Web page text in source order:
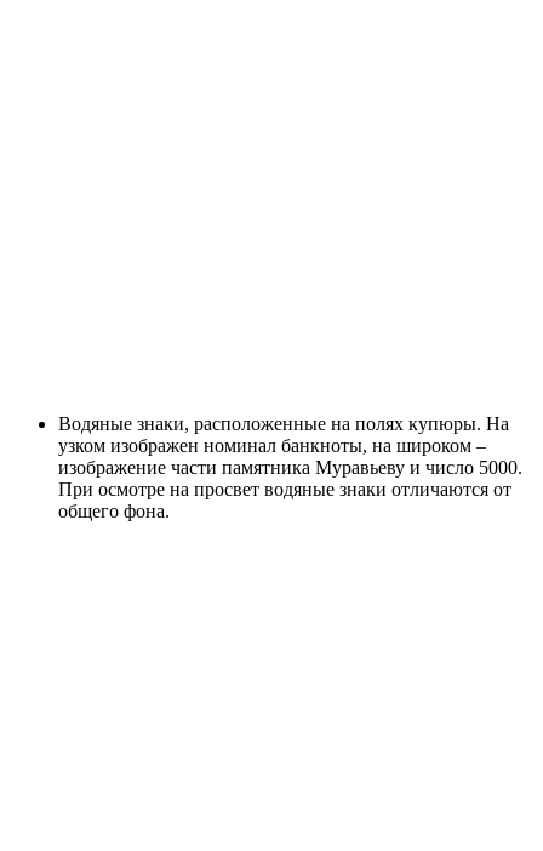
Водяные знаки, расположенные на полях купюры. На
узком изображен номинал банкноты, на широком –
изображение части памятника Муравьеву и число 5000.
При осмотре на просвет водяные знаки отличаются от
общего фона.